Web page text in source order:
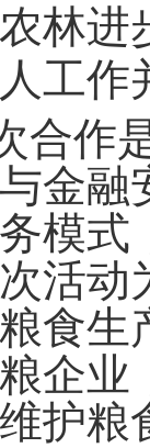
林进
工作
合作
金融
模
活
食
企业
护粮